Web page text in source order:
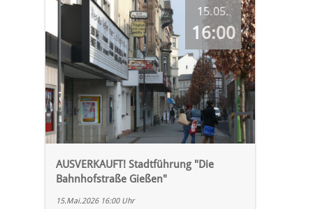
15.05.
16:00
AUSVERKAUFT! Stadtführung "Die
Bahnhofstraße Gießen"
15.Mai.2026 16:00 Uhr